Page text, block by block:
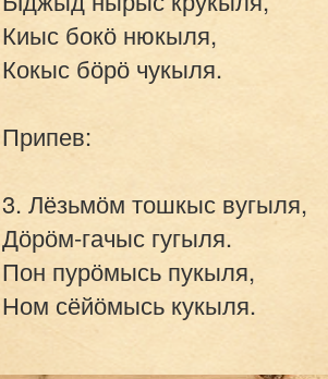
Киыс бокӧ нюкыля,
Кокыс бӧрӧ чукыля.
Припев:
3. Лёзьмӧм тошкыс вугыля,
Дӧрӧм-гачыс гугыля.
Пон пурӧмысь пукыля,
Ном сёйӧмысь кукыля.
Припев: